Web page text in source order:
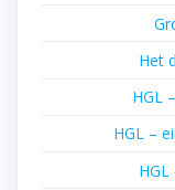
Het
HGL
HGL –